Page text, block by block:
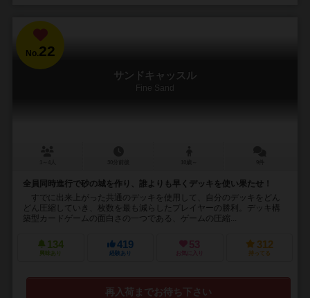
No.22
サンドキャッスル
Fine Sand
全員同時進行で砂の城を作り、誰よりも早くデッキを使い果たせ！
すでに出来上がった共通のデッキを使用して、自分のデッキをどん
どん圧縮していき、枚数を最も減らしたプレイヤーの勝利。デッキ構
築型カードゲームの面白さの一つである、ゲームの圧縮...
134
興味あり
419
経験あり
53
お気に入り
312
持ってる
再入荷までお待ち下さい